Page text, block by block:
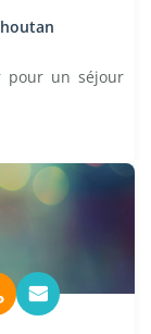
pour un séjour